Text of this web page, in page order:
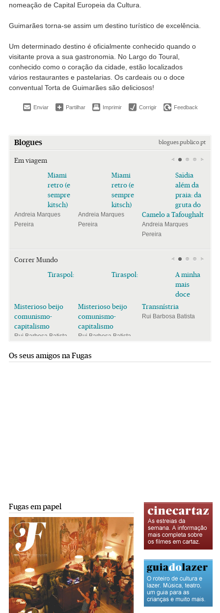
nomeação de Capital Europeia da Cultura.
Guimarães torna-se assim um destino turístico de excelência.
Um determinado destino é oficialmente conhecido quando o
visitante prova a sua gastronomia. No Largo do Toural,
conhecido como o coração da cidade, estão localizados
vários restaurantes e pastelarias. Os cardeais ou o doce
conventual Torta de Guimarães são deliciosos!
Enviar Partilhar Imprimir Corrigir Feedback
Blogues blogues.publico.pt
Em viagem
Miami
retro (e
sempre
kitsch)
Andreia Marques
Pereira
Miami
retro (e
sempre
kitsch)
Andreia Marques
Pereira
Saïdia
além da
praia: da
gruta do
Camelo a Tafoughalt
Andreia Marques
Pereira
Correr Mundo
Tiraspol:
Misterioso beijo
comunismo-
capitalismo
Rui Barbosa Batista
Tiraspol:
Misterioso beijo
comunismo-
capitalismo
Rui Barbosa Batista
A minha
mais
doce
Transnístria
Rui Barbosa Batista
Os seus amigos na Fugas
Fugas em papel